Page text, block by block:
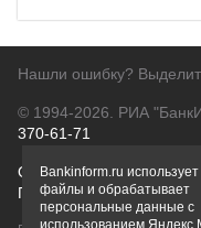
Нашли ошибку?
© 1994-2026. РИА
370-61-71
О проектеПолитика
Правовая информация
Bankinform.ru
файлы и обрабатывает
персональные данные с
использованием Яндекс